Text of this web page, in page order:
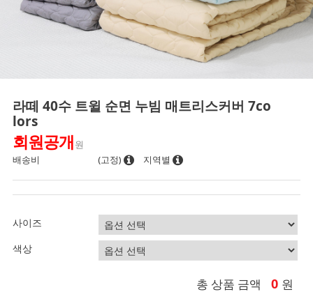
라떼 40수 트윌 순면 누빔 매트리스커버 7co
lors
회원공개원
배송비
(고정) 지역별
사이즈
색상
총 상품 금액 0 원